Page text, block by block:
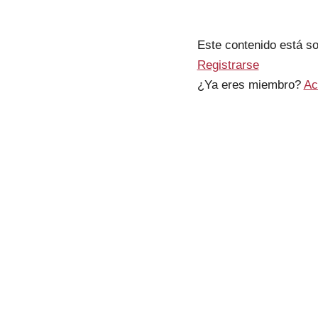
Este contenido está
Registrarse
¿Ya eres miembro?